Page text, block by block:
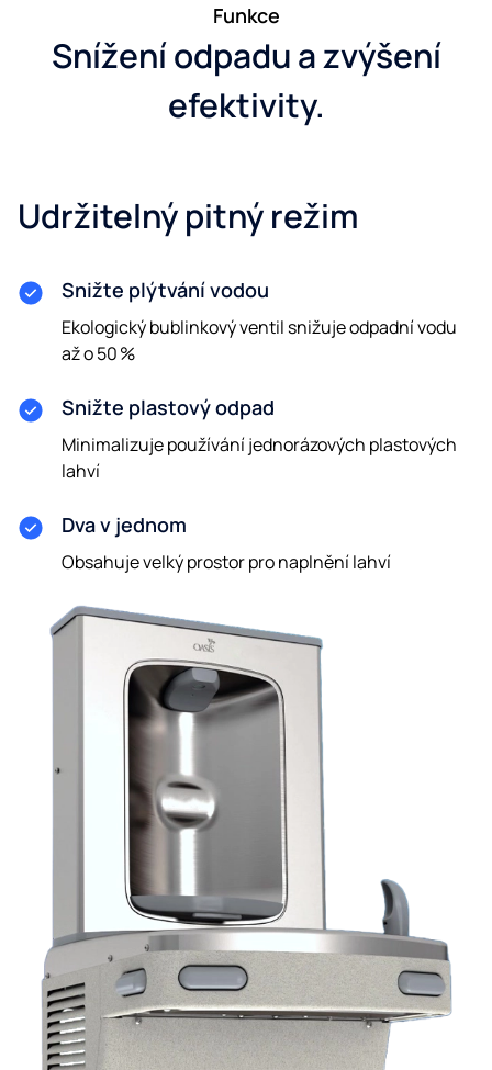
Funkce
Snížení odpadu a zvýšení
efektivity.
Udržitelný pitný režim
Snižte plýtvání vodou
Ekologický bublinkový ventil snižuje odpadní vodu
až o 50 %
Snižte plastový odpad
Minimalizuje používání jednorázových plastových
lahví
Dva v jednom
Obsahuje velký prostor pro naplnění lahví